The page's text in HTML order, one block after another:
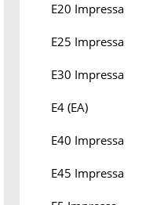
E20 Impressa
E25 Impressa
E30 Impressa
E4 (EA)
E40 Impressa
E45 Impressa